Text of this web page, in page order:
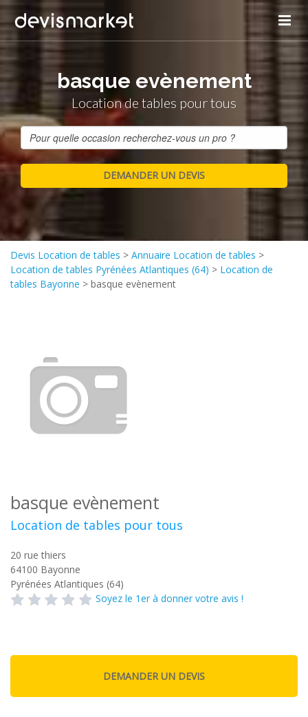
basque evènement
Location de tables pour tous
Devis Location de tables > Annuaire Location de tables >
Location de tables Pyrénées Atlantiques (64) > Location de
tables Bayonne > basque evènement
basque evènement
Location de tables pour tous
20 rue thiers
64100 Bayonne
Pyrénées Atlantiques (64)
Soyez le 1er à donner votre avis !